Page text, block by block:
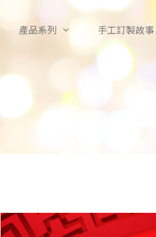
產品系列 手工訂製故事